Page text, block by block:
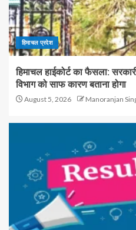
हिमाचल प्रदेश
हिमाचल हाईकोर्ट का फैसला:
विभाग को साफ कारण बताना होगा
August 5, 2026 Manoranjan